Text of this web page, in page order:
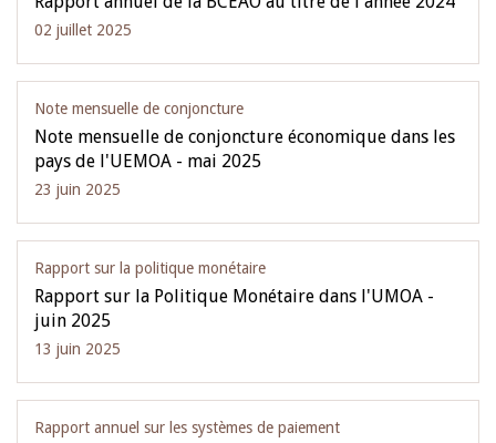
02 juillet 2025
Note mensuelle de conjoncture
Note mensuelle de conjoncture économique dans les
pays de l'UEMOA - mai 2025
23 juin 2025
Rapport sur la politique monétaire
Rapport sur la Politique Monétaire dans l'UMOA -
juin 2025
13 juin 2025
Rapport annuel sur les systèmes de paiement